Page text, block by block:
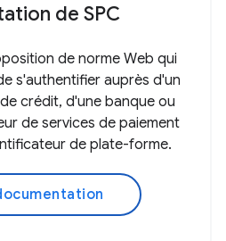
de SPC
de norme Web qui
s'authentifier auprès d'un
crédit, d'une banque ou
de services de paiement
de plate-forme.